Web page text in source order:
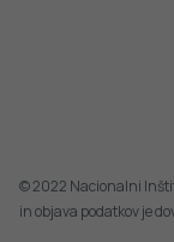
© 2022 Nacionalni
in objava podatkov je